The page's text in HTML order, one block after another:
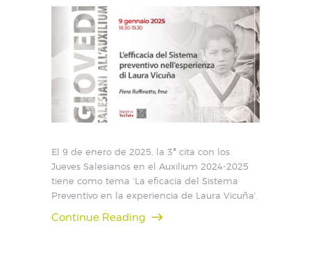
El 9 de enero de 2025, la 3ª cita con los
Jueves Salesianos en el Auxilium 2024-2025
tiene como tema ‘La eficacia del Sistema
Preventivo en la experiencia de Laura Vicuña’.
Continue Reading